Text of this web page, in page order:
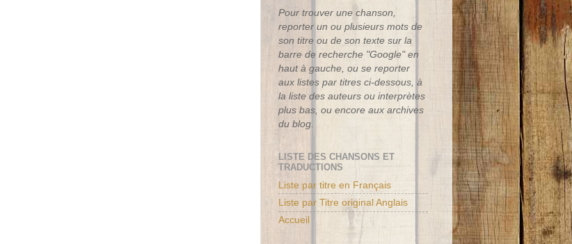
Pour trouver une chanson,
reporter un ou plusieurs mots de
son titre ou de son texte sur la
barre de recherche "Google" en
haut à gauche, ou se reporter
aux listes par titres ci-dessous, à
la liste des auteurs ou interprètes
plus bas, ou encore aux archives
du blog.
LISTE DES CHANSONS ET
TRADUCTIONS
Liste par titre en Français
Liste par Titre original Anglais
Accueil